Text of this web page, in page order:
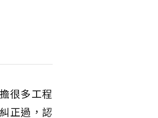
很多工程
正過，認